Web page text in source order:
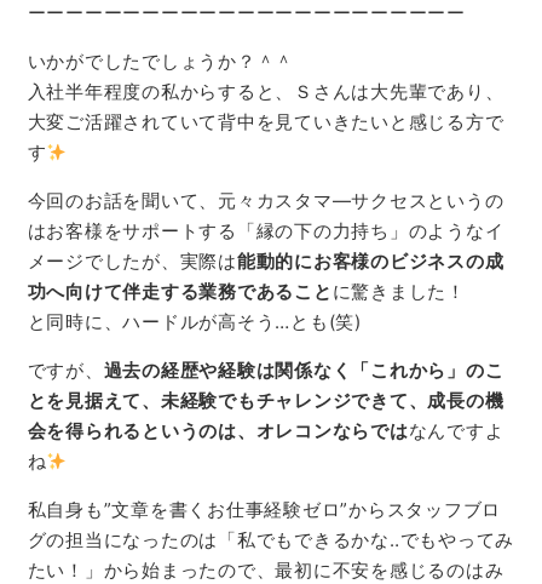
ーーーーーーーーーーーーーーーーーーーーーーー
いかがでしたでしょうか？＾＾
入社半年程度の私からすると、Ｓさんは大先輩であり、
大変ご活躍されていて背中を見ていきたいと感じる方で
す
今回のお話を聞いて、元々カスタマ―サクセスというの
はお客様をサポートする「縁の下の力持ち」のようなイ
メージでしたが、実際は能動的にお客様のビジネスの成
功へ向けて伴走する業務であること に驚きました！
と同時に、ハードルが高そう…とも(笑)
ですが、 過去の経歴や経験は関係なく「これから」のこ
とを見据えて、未経験でもチャレンジできて、成長の機
会を得られるというのは、オレコンならではなんですよ
ね
私自身も”文章を書くお仕事経験ゼロ”からスタッフブロ
グの担当になったのは「私でもできるかな‥でもやってみ
たい！」から始まったので、最初に不安を感じるのはみ